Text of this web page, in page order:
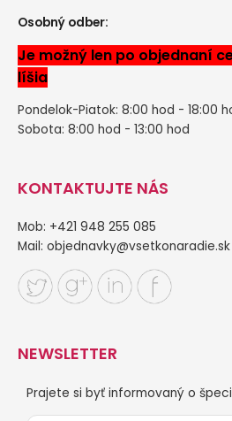
Osobný odber:
Je možný len po objednaní
líšia
Pondelok-Piatok: 8:00 hod - 18:00
Sobota: 8:00 hod - 13:00 hod
KONTAKTUJTE NÁS
Mob: +421 948 255 085
Mail: objednavky@vsetkonaradie.sk
NEWSLETTER
Prajete si byť informovaný o